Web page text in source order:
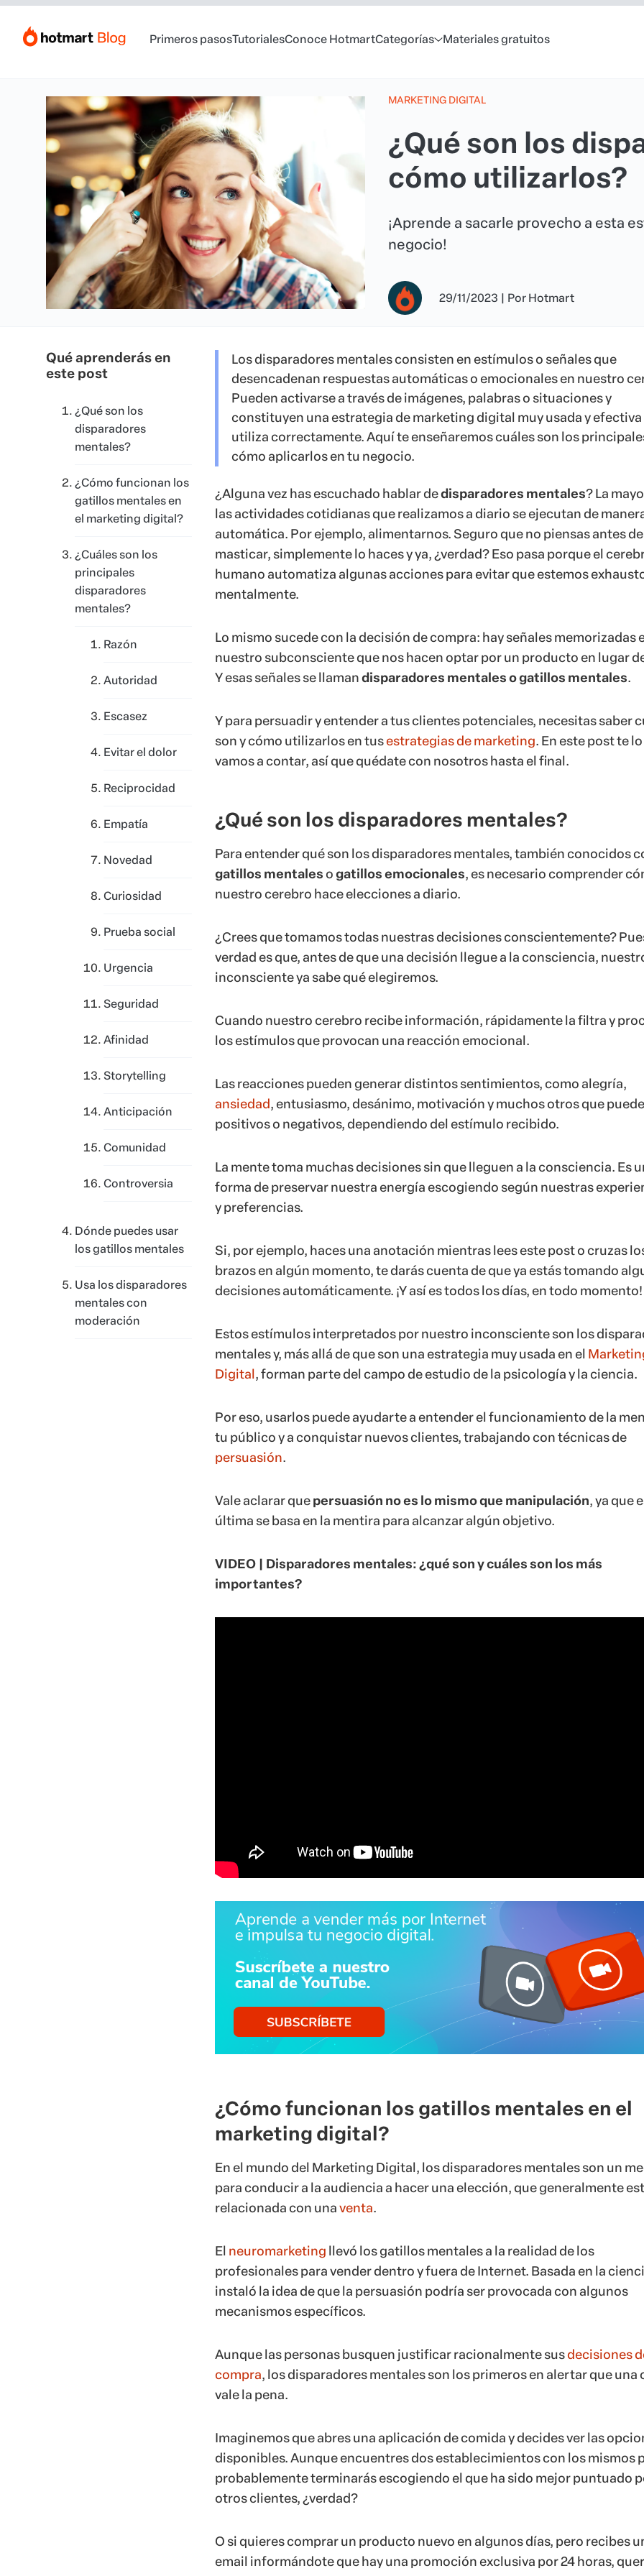
Primeros pasosTutorialesConoce HotmartCategorías Materiales gratuitos
MARKETING DIGITAL
¿Qué son los
cómo utilizarlos?
¡Aprende a sacarle provecho a esta
negocio!
29/11/2023 | Por Hotmart
Qué aprenderás en
este post
¿Qué son los
disparadores
mentales?
¿Cómo funcionan los
gatillos mentales en
el marketing digital?
¿Cuáles son los
principales
disparadores
mentales?
Razón
Autoridad
Escasez
Evitar el dolor
Reciprocidad
Empatía
Novedad
Curiosidad
Prueba social
Urgencia
Seguridad
Afinidad
Storytelling
Anticipación
Comunidad
Controversia
Dónde puedes usar
los gatillos mentales
Usa los disparadores
mentales con
moderación
Los disparadores mentales consisten en estímulos o señales que
desencadenan respuestas automáticas o emocionales en nuestro
Pueden activarse a través de imágenes, palabras o situaciones y
constituyen una estrategia de marketing digital muy usada y efectiva
utiliza correctamente. Aquí te enseñaremos cuáles son los
cómo aplicarlos en tu negocio.
¿Alguna vez has escuchado hablar dedisparadores mentales? La
las actividades cotidianas que realizamos a diario se ejecutan de
automática. Por ejemplo, alimentarnos. Seguro que no piensas antes de
masticar, simplemente lo haces y ya, ¿verdad?Eso pasa porque el
humano automatiza algunas acciones para evitar que estemos
mentalmente.
Lo mismo sucede con la decisión de compra: hay señales memorizadas
nuestro subconsciente que nos hacen optar por un producto en lugar
Y esas señales se llamandisparadores mentales o gatillos mentales.
Y para persuadir y entender a tus clientes potenciales, necesitas saber
son y cómo utilizarlos en tusestrategias de marketing. En este post te lo
vamos a contar, así que quédate con nosotros hasta el final.
¿Qué son los disparadores mentales?
Para entender qué son los disparadores mentales, también conocidos
gatillos mentalesogatillos emocionales, es necesario comprender
nuestro cerebro hace elecciones a diario.
¿Crees que tomamos todas nuestras decisiones conscientemente?
verdad es que, antes de que una decisión llegue a la consciencia,
inconsciente ya sabe qué elegiremos.
Cuando nuestro cerebro recibe información, rápidamente la filtra y
los estímulos que provocan una reacción emocional.
Las reacciones pueden generar distintos sentimientos, como alegría,
ansiedad, entusiasmo, desánimo, motivación y muchos otros que
positivos o negativos, dependiendo del estímulo recibido.
La mente toma muchas decisiones sin que lleguen a la consciencia. Es
forma de preservar nuestra energía escogiendo según nuestras
y preferencias.
Si, por ejemplo, haces una anotación mientras lees este post o cruzas
brazos en algún momento, te darás cuenta de que ya estás tomando
decisiones automáticamente. ¡Y así es todos los días, en todo momento!
Estos estímulos interpretados por nuestro inconsciente son los
mentales y, más allá de que son una estrategia muy usada en el
Digital, forman parte del campo de estudio de la psicología y la ciencia.
Por eso, usarlos puede ayudarte a entender el funcionamiento de la
tu público y a conquistar nuevos clientes, trabajando con técnicas de
persuasión.
Vale aclarar quepersuasión no es lo mismo que manipulación, ya que
última se basa en la mentira para alcanzar algún objetivo.
VIDEO | Disparadores mentales: ¿qué son y cuáles son los más
importantes?
¿Cómo funcionan los gatillos mentales en el
marketing digital?
En el mundo del Marketing Digital, los disparadores mentales son un
para conducir a la audiencia a hacer una elección, que generalmente
relacionada con unaventa.
El neuromarketing llevó los gatillos mentales a la realidad de los
profesionales para vender dentro y fuera de Internet. Basada en la
instaló la idea de que la persuasión podría ser provocada con algunos
mecanismos específicos.
Aunque las personas busquen justificar racionalmente susdecisiones
compra, los disparadores mentales son los primeros en alertar que una
vale la pena.
Imaginemos que abres una aplicación de comida y decides ver las
disponibles. Aunque encuentres dos establecimientos con los mismos
probablemente terminarás escogiendo el que ha sido mejor puntuado
otros clientes, ¿verdad?
O si quieres comprar un producto nuevo en algunos días, pero recibes
email informándote que hay una promoción exclusiva por 24 horas,